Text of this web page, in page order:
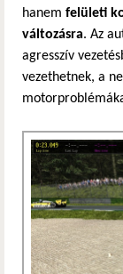
hanem felületi
változásra. Az
agresszív
vezethetnek, a